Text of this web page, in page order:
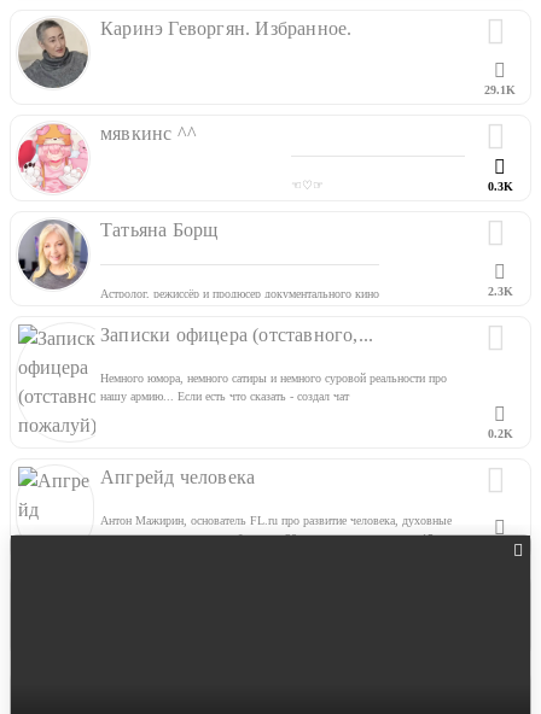
Каринэ Геворгян. Избранное.
29.1K
мявкинс ^^
☜♡☞
0.3K
Татьяна Борщ
Астролог, режиссёр и продюсер документального кино 2.3K
Записки офицера (отставного,...
Немного юмора, немного сатиры и немного суровой реальности про
нашу армию... Если есть что сказать - создал чат
0.2K
Апгрейд человека
Антон Мажирин, основатель FL.ru про развитие человека, духовные
практики и реализацию в обществе. 20 лет духовных практик. 15 лет